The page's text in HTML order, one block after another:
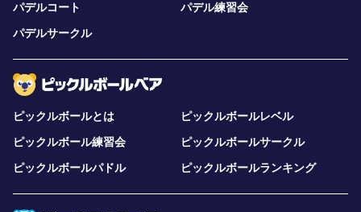
パデルコート
パデル練習会
パデルサークル
ピックルボールとは
ピックルボールレベル
ピックルボール練習会
ピックルボールサークル
ピックルボールパドル
ピックルボールランキング